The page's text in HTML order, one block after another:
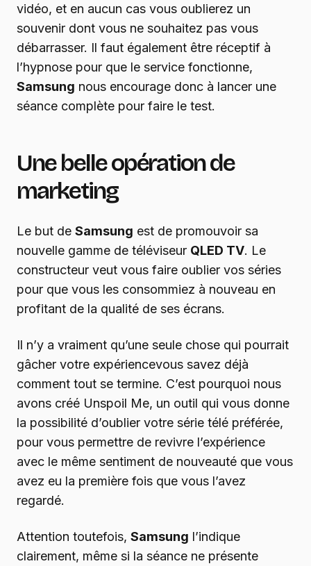
vidéo, et en aucun cas vous oublierez un
souvenir dont vous ne souhaitez pas vous
débarrasser. Il faut également être réceptif à
l’hypnose pour que le service fonctionne,
Samsung nous encourage donc à lancer une
séance complète pour faire le test.
Une belle opération de
marketing
Le but de Samsung est de promouvoir sa
nouvelle gamme de téléviseur QLED TV. Le
constructeur veut vous faire oublier vos séries
pour que vous les consommiez à nouveau en
profitant de la qualité de ses écrans.
Il n’y a vraiment qu’une seule chose qui pourrait
gâcher votre expériencevous savez déjà
comment tout se termine. C’est pourquoi nous
avons créé Unspoil Me, un outil qui vous donne
la possibilité d’oublier votre série télé préférée,
pour vous permettre de revivre l’expérience
avec le même sentiment de nouveauté que vous
avez eu la première fois que vous l’avez
regardé.
Attention toutefois, Samsung l’indique
clairement, même si la séance ne présente